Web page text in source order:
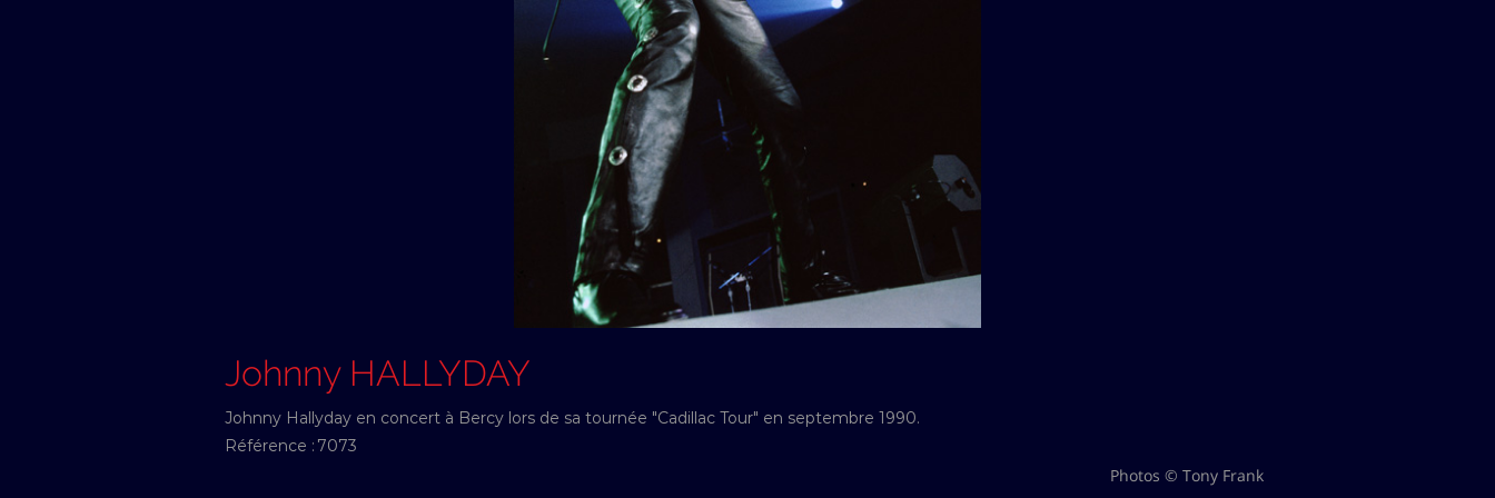
Johnny HALLYDAY
Johnny Hallyday en concert à Bercy lors de sa tournée "Cadillac Tour" en septembre 1990.
Référence : 7073
Photos © Tony Frank